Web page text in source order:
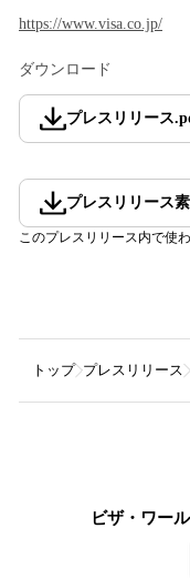
https://www.visa.co.jp/
ダウンロード
プレスリリース.
プレスリリース
このプレスリリース内で使
トップ プレスリリース
ビザ・ワー